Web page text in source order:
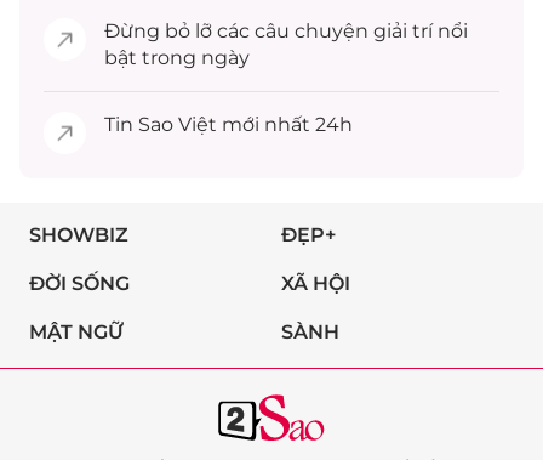
Đừng bỏ lỡ các câu chuyện giải trínổi
bật trong ngày
Tin Sao Việt mới nhất 24h
SHOWBIZ ĐẸP+
ĐỜI SỐNG XÃ HỘI
MẬT NGỮ SÀNH